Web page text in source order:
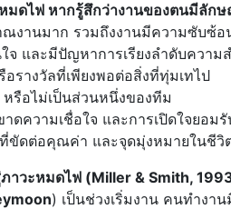
มดไฟ หากรู้สึกว่างานของตนมีลัก
มาก รวมถึงงานมีความซับซ้อน
ะมีปัญหาการเรียงลำดับความ
วัลที่เพียงพอต่อสิ่งที่ทุ่มเทไป
ไม่เป็นส่วนหนึ่งของทีม
ามเชื่อใจ และการเปิดใจยอมรั
อคุณค่า และจุดมุ่งหมายในชีวิต
าวะหมดไฟ (Miller & Smith,
) เป็นช่วงเริ่มงาน คนทำงา